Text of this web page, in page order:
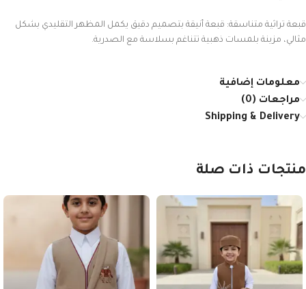
قبعة تراثية متناسقة: قبعة أنيقة بتصميم دقيق يكمل المظهر التقليدي بشكل
مثالي، مزينة بلمسات ذهبية تتناغم بسلاسة مع الصدرية.
معلومات إضافية
مراجعات (0)
Shipping & Delivery
منتجات ذات صلة